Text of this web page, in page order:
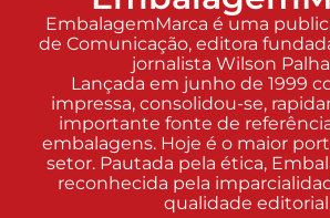
EmbalagemMarca é uma
de Comunicação, editora
jornalista Wilson
Lançada em junho de 1999
impressa, consolidou-se,
importante fonte de
embalagens. Hoje é o maior
setor. Pautada pela ética,
reconhecida pela
qualidade